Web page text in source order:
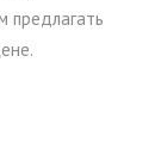
предлагать